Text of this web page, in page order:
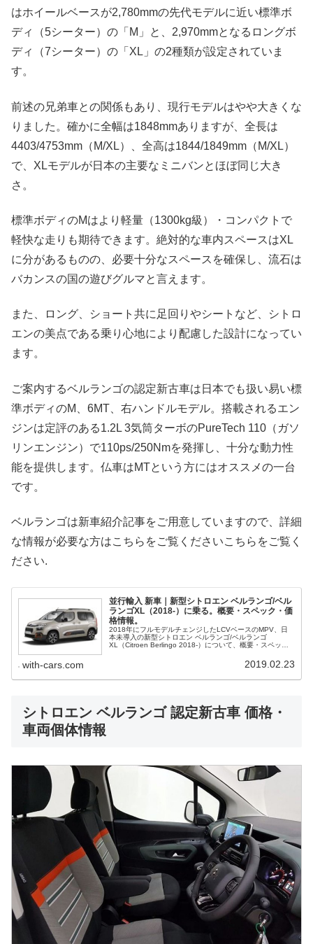
はホイールベースが2,780mmの先代モデルに近い標準ボ
ディ（5シーター）の「M」と、2,970mmとなるロングボ
ディ（7シーター）の「XL」の2種類が設定されていま
す。
前述の兄弟車との関係もあり、現行モデルはやや大きくな
りました。確かに全幅は1848mmありますが、全長は
4403/4753mm（M/XL）、全高は1844/1849mm（M/XL）
で、XLモデルが日本の主要なミニバンとほぼ同じ大き
さ。
標準ボディのMはより軽量（1300kg級）・コンパクトで
軽快な走りも期待できます。絶対的な車内スペースはXL
に分があるものの、必要十分なスペースを確保し、流石は
バカンスの国の遊びグルマと言えます。
また、ロング、ショート共に足回りやシートなど、シトロ
エンの美点である乗り心地により配慮した設計になってい
ます。
ご案内するベルランゴの認定新古車は日本でも扱い易い標
準ボディのM、6MT、右ハンドルモデル。搭載されるエン
ジンは定評のある1.2L 3気筒ターボのPureTech 110（ガソ
リンエンジン）で110ps/250Nmを発揮し、十分な動力性
能を提供します。仏車はMTという方にはオススメの一台
です。
ベルランゴは新車紹介記事をご用意していますので、詳細
な情報が必要な方はこちらをご覧くださいこちらをご覧く
ださい.
並行輸入 新車｜新型シトロエン ベルランゴ/ベル
ランゴXL（2018-）に乗る。概要・スペック・価
格情報。
2018年にフルモデルチェンジしたLCVベースのMPV、日
本未導入の新型シトロエン ベルランゴ/ベルランゴ
XL（Citroen Berlingo 2018-）について、概要・スペッ
with-cars.com 2019.02.23
シトロエン ベルランゴ 認定新古車 価格・
車両個体情報